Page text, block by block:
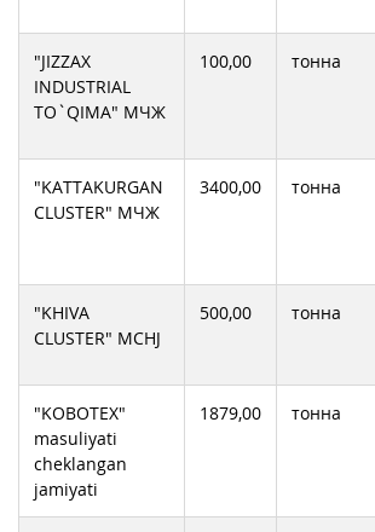
"JIZZAX
INDUSTRIAL
TO`QIMA" МЧЖ
100,00 тонна
"KATTAKURGAN
CLUSTER" МЧЖ
3400,00 тонна
"KHIVA
CLUSTER" MCHJ
500,00 тонна
"KOBOTEX"
masuliyati
cheklangan
jamiyati
1879,00 тонна